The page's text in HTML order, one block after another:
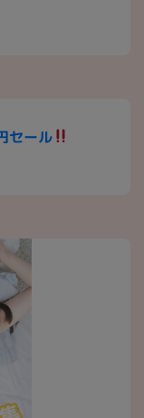
セール